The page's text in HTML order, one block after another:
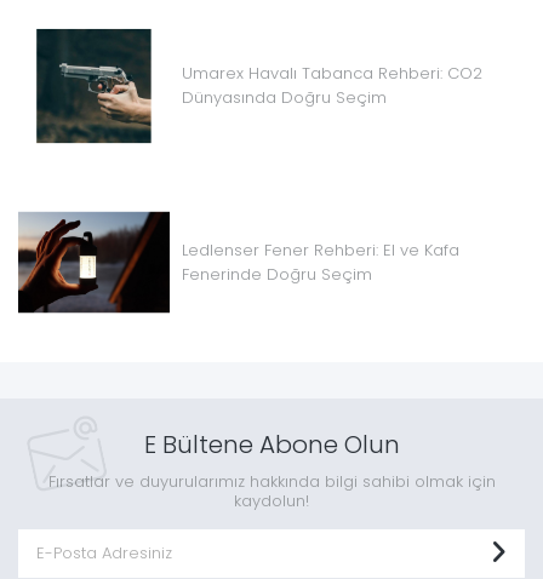
Umarex Havalı Tabanca Rehberi: CO2
Dünyasında Doğru Seçim
Ledlenser Fener Rehberi: El ve Kafa
Fenerinde Doğru Seçim
E Bültene Abone Olun
Fırsatlar ve duyurularımız hakkında bilgi sahibi olmak için
kaydolun!